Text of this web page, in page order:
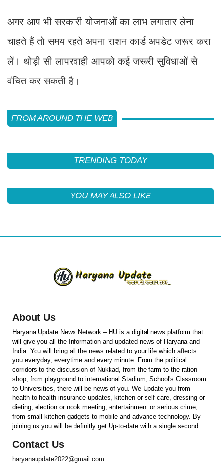
अगर आप भी सरकारी योजनाओं का लाभ लगातार लेना
चाहते हैं तो समय रहते अपना राशन कार्ड अपडेट जरूर करा
लें। थोड़ी सी लापरवाही आपको कई जरूरी सुविधाओं से
वंचित कर सकती है।
FROM AROUND THE WEB
TRENDING TODAY
YOU MAY ALSO LIKE
About Us
Haryana Update News Network – HU is a digital news platform that
will give you all the Information and updated news of Haryana and
India. You will bring all the news related to your life which affects
you everyday, everytime and every minute. From the political
corridors to the discussion of Nukkad, from the farm to the ration
shop, from playground to international Stadium, School's Classroom
to Universities, there will be news of you. We Update you from
health to health insurance updates, kitchen or self care, dressing or
dieting, election or nook meeting, entertainment or serious crime,
from small kitchen gadgets to mobile and advance technology. By
joining us you will be definitly get Up-to-date with a single second.
Contact Us
haryanaupdate2022@gmail.com